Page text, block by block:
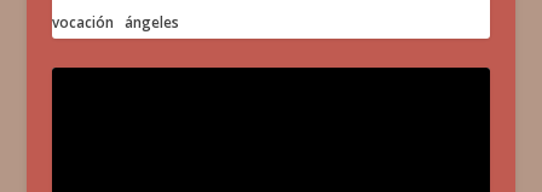
vocación ángeles